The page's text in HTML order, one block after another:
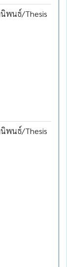
พนธ์/Thesis
พนธ์/Thesis